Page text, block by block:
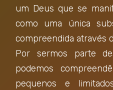
um Deus que se
como uma única
compreendida através
Por sermos parte
podemos
pequenos e